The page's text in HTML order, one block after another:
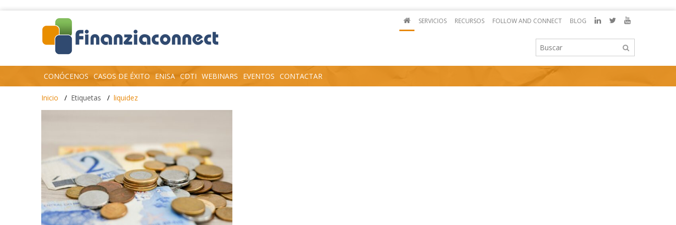
SERVICIOS RECURSOS FOLLOW AND CONNECT BLOG
CONÓCENOS CASOS DE ÉXITO ENISA CDTI WEBINARS EVENTOS CONTACTAR
Inicio Etiquetas liquidez